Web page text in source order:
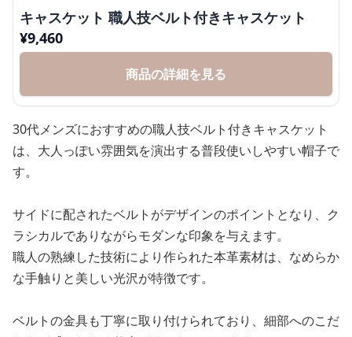
キャスケット 職人技ベルト付きキャスケット
¥9,460
商品の詳細を見る
30代メンズにおすすめの職人技ベルト付きキャスケット
は、大人っぽい雰囲気を演出する普段使いしやすい帽子で
す。
サイドに配されたベルトがデザインのポイントとなり、ク
ラシカルでありながらモダンな印象を与えます。
職人の熟練した技術により作られた本革素材は、なめらか
な手触りと美しい光沢が特徴です。
ベルトの金具も丁寧に取り付けられており、細部へのこだ